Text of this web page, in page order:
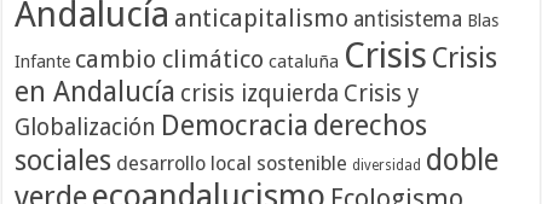
Andalucía anticapitalismo antisistema Blas
Infante cambio climático cataluña Crisis Crisis
en Andalucía crisis izquierda Crisis y
Globalización Democracia derechos
sociales desarrollo local sostenible diversidad doble
ecoandalucismo